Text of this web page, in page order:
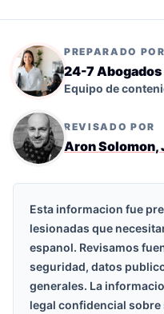
PREPARADO POR
24-7 Abogados
Equipo de
REVISADO POR
Aron Solomon,
Esta informacion fue
lesionadas que
espanol. Revisamos
seguridad, datos
generales. La
legal confidencial sobre